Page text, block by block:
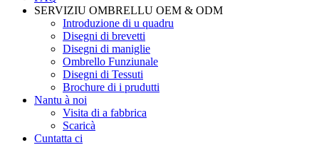
SERVIZIU OMBRELLU OEM & ODM
Introduzione di u quadru
Disegni di brevetti
Disegni di maniglie
Ombrello Funziunale
Disegni di Tessuti
Brochure di i prudutti
Nantu à noi
Visita di a fabbrica
Scaricà
Cuntatta ci